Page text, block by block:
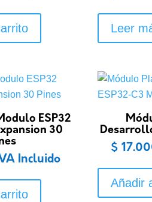
Leer
ESP32
30
Incluido
$
Añadir